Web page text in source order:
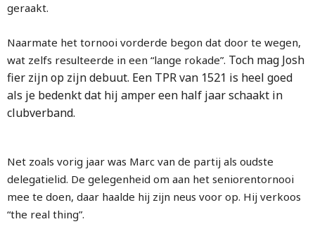
geraakt.
Naarmate het tornooi vorderde begon dat door te wegen,
wat zelfs resulteerde in een “lange rokade”. Toch mag Josh
fier zijn op zijn debuut. Een TPR van 1521 is heel goed
als je bedenkt dat hij amper een half jaar schaakt in
clubverband.
Net zoals vorig jaar was Marc van de partij als oudste
delegatielid. De gelegenheid om aan het seniorentornooi
mee te doen, daar haalde hij zijn neus voor op. Hij verkoos
“the real thing”.